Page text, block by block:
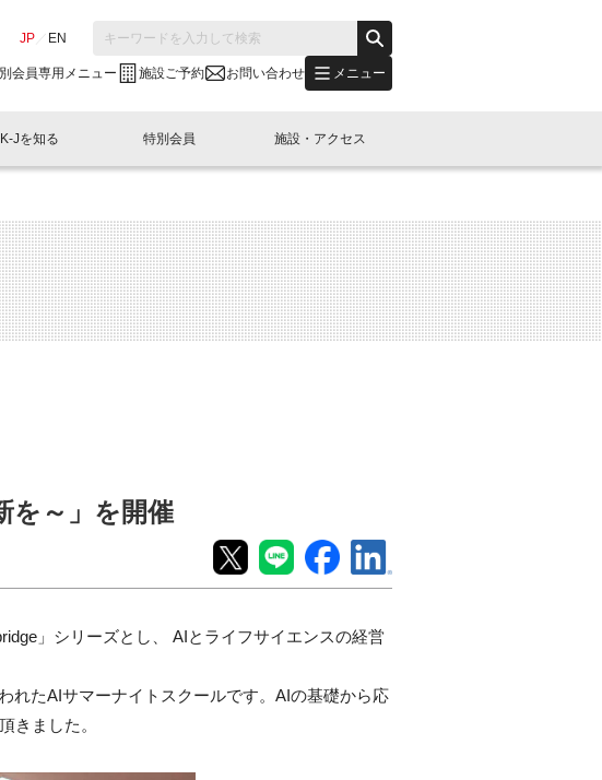
JP EN
会員専用メニュー 施設ご予約 お問い合わせ メニュー
覧
特別会員開催
出展・参加
What's "LINK-BioBAY TOKYO"？
会報誌 (News Letter)
日本橋コラム
板一覧
ニュース・事業紹介
イベント
Jを知る
What’s LINK-J WEST
事業内容
GTB日本橋エリアについて
特別会員
入会申し込み
施設・アクセス
施設ご予約
を～」を開催
」シリーズとし、 AIとライフサイエンスの経営
れたAIサマーナイトスクールです。AIの基礎から応
きました。